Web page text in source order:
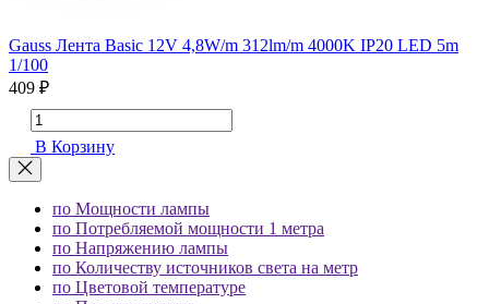
Gauss Лента Basic 12V 4,8W/m 312lm/m 4000K IP20 LED 5m
1/100
409 ₽
В Корзину
по Мощности лампы
по Потребляемой мощности 1 метра
по Напряжению лампы
по Количеству источников света на метр
по Цветовой температуре